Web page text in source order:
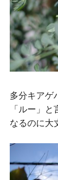
多分キアゲ
「ルー」
なるのに大